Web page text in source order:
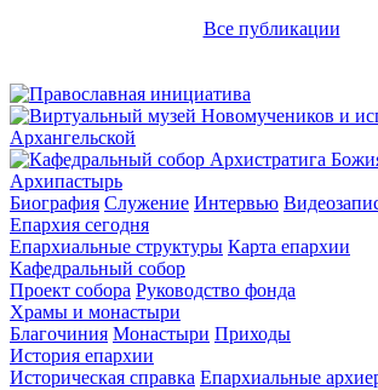
Все публикации
Архипастырь
Биография Служение Интервью
Епархия сегодня
Епархиальные структуры Карта епархии
Кафедральный собор
Проект собора Руководство фонда
Храмы и монастыри
Благочиния Монастыри Приходы
История епархии
Историческая справка Епархиальные